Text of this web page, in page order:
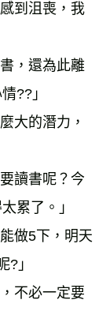
到沮喪，我
，還為此離
??」
大的潛力，
讀書呢？今
累了。」
做5下，明天
?」
不必一定要